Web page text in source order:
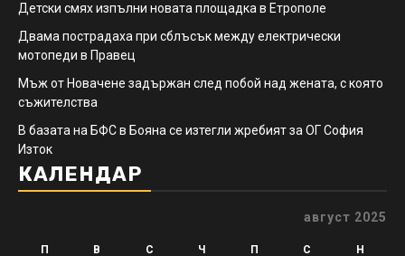
Детски смях изпълни новата площадка в Етрополе
Двама пострадаха при сблъсък между електрически
мотопеди в Правец
Мъж от Новачене задържан след побой над жената, с която
съжителства
В базата на БФС в Бояна се изтегли жребият за ОГ София
Изток
КАЛЕНДАР
август 2025
П В С Ч П С Н